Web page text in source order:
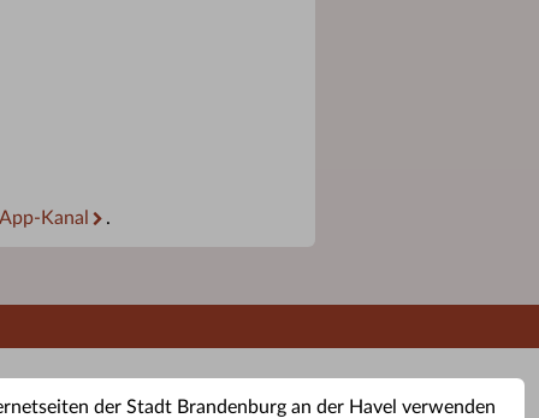
der Stadt Brandenburg an der Havel verwenden
Kanal .